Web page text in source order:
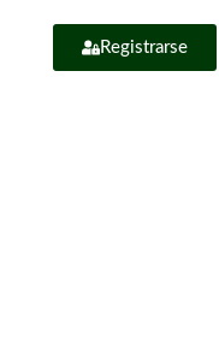
Registrarse